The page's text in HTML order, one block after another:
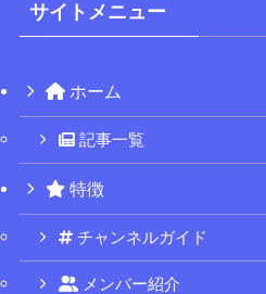
サイトメニュー
ホーム
記事一覧
特徴
チャンネルガイド
メンバー紹介